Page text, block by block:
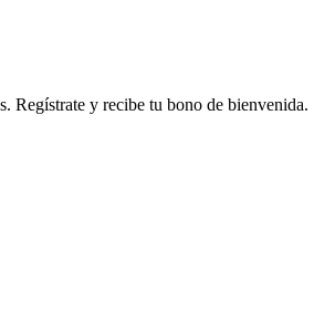
Regístrate y recibe tu bono de bienvenida.